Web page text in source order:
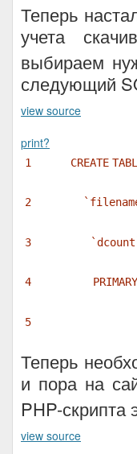
Теперь
учета
выбираем
следующий
view source
print?
1 CREATE
2
3
4 PRIMARY
5
Теперь
и пора на
PHP-скрипта
view source